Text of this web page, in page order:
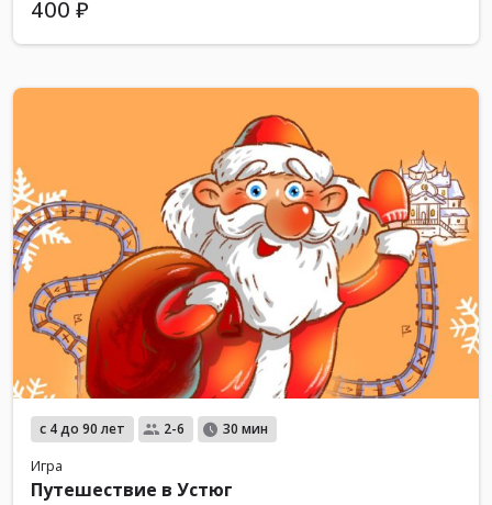
400 ₽
с 4 до 90 лет 2-6 30 мин
Игра
Путешествие в Устюг